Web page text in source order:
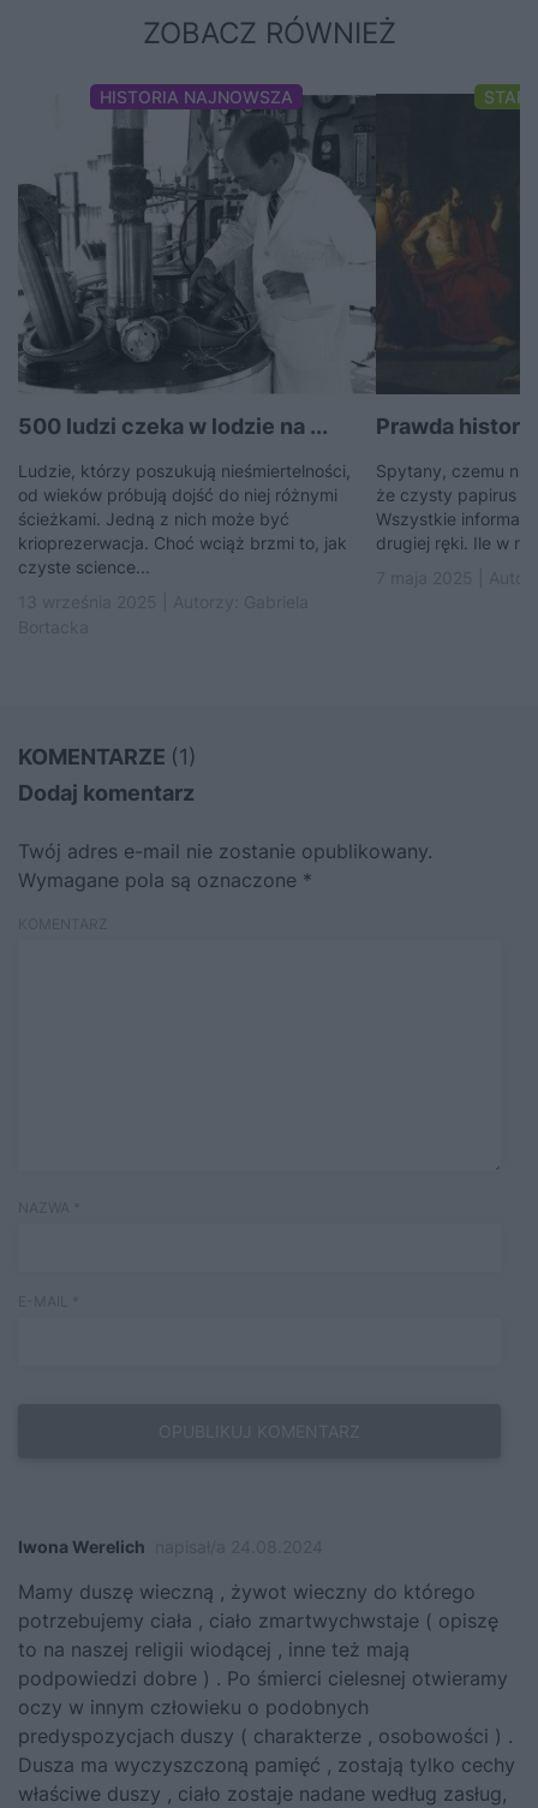
ZOBACZ RÓWNIEŻ
HISTORIA NAJNOWSZA
500 ludzi czeka w lodzie na ...
Ludzie, którzy poszukują nieśmiertelności,
od wieków próbują dojść do niej różnymi
ścieżkami. Jedną z nich może być
krioprezerwacja. Choć wciąż brzmi to, jak
czyste science...
Prawda
Spytany, czemu nie
że czysty papirus
Wszystkie
drugiej ręki. Ile w
KOMENTARZE (1)
Dodaj komentarz
Twój adres e-mail nie zostanie opublikowany.
Wymagane pola są oznaczone *
Iwona Werelich
Mamy duszę wieczną , żywot wieczny do którego
potrzebujemy ciała , ciało zmartwychwstaje ( opiszę
to na naszej religii wiodącej , inne też mają
podpowiedzi dobre ) . Po śmierci cielesnej otwieramy
oczy w innym człowieku o podobnych
predyspozycjach duszy ( charakterze , osobowości ) .
Dusza ma wyczyszczoną pamięć , zostają tylko cechy
właściwe duszy , ciało zostaje nadane według zasług,